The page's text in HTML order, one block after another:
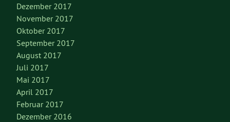
Dezember 2017
November 2017
Oktober 2017
September 2017
August 2017
Juli 2017
Mai 2017
April 2017
Februar 2017
Dezember 2016